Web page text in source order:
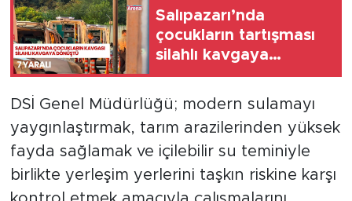
Salıpazarı’nda
çocukların tartışması
silahlı kavgaya
dönüştü
DSİ Genel Müdürlüğü; modern sulamayı
yaygınlaştırmak, tarım arazilerinden yüksek
fayda sağlamak ve içilebilir su teminiyle
birlikte yerleşim yerlerini taşkın riskine karşı